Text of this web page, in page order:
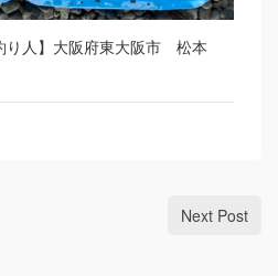
り人】大阪府東大阪市 松本
Next Post